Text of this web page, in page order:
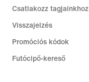
Csatlakozz tagjainkhoz
Visszajelzés
Promóciós kódok
Futócipő-kereső